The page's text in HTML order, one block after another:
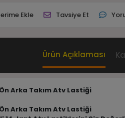
Ekle Tavsiye Et
Ürün Açıklaması
Arka Takım Atv Lastiği
Arka Takım Atv Lastiği